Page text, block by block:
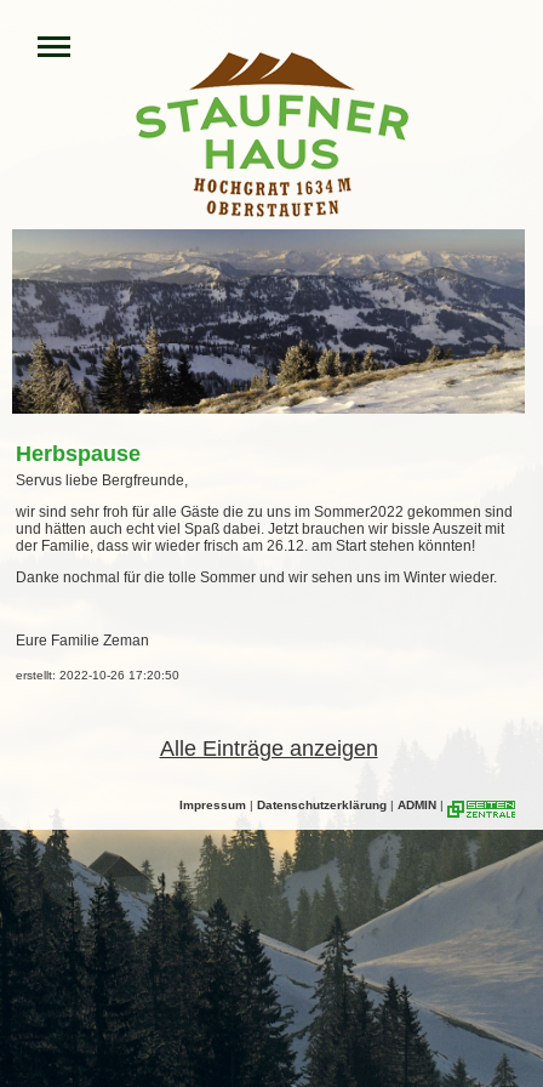
Herbspause
Servus liebe Bergfreunde,
wir sind sehr froh für alle Gäste die zu uns im Sommer2022 gekommen sind
und hätten auch echt viel Spaß dabei. Jetzt brauchen wir bissle Auszeit mit
der Familie, dass wir wieder frisch am 26.12. am Start stehen könnten!
Danke nochmal für die tolle Sommer und wir sehen uns im Winter wieder.
Eure Familie Zeman
erstellt: 2022-10-26 17:20:50
Alle Einträge anzeigen
Impressum | Datenschutzerklärung | ADMIN |